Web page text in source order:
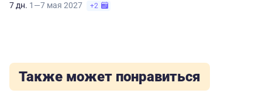
7 дн. 1—7 мая 2027 +2
Также может понравиться